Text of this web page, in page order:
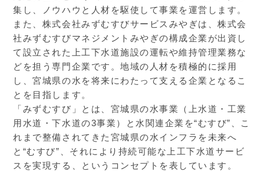
集し、ノウハウと人材を駆使して事業を運営します。
また、株式会社みずむすびサービスみやぎは、株式会
社みずむすびマネジメントみやぎの構成企業が出資し
て設立された上工下水道施設の運転や維持管理業務な
どを担う専門企業です。地域の人材を積極的に採用
し、宮城県の水を将来にわたって支える企業となるこ
とを目指します。
「みずむすび」とは、宮城県の水事業（上水道・工業
用水道・下水道の3事業）と水関連企業を“むすび”、こ
れまで整備されてきた宮城県の水インフラを未来へ
と“むすび”、それにより持続可能な上工下水道サービ
スを実現する、というコンセプトを表しています。